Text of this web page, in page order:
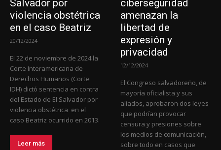
Salvador por
violencia obstétrica
en el caso Beatriz
20/12/2024
El 22 de noviembre de 2024 la
Corte Interamericana de
Derechos Humanos (Corte
IDH) dictó sentencia en contra
del Estado de El Salvador por
violencia obstétrica en el
caso Beatriz ocurrido en 2013.
Leer más
ciberseguridad
amenazan la
libertad de
expresión y
privacidad
12/12/2024
El Congreso salvadoreño, de
mayoría oficialista y sus
aliados, aprobaron dos leyes
que podrían provocar
censura y presiones sobre
los medios de comunicación,
sobre todo en casos que